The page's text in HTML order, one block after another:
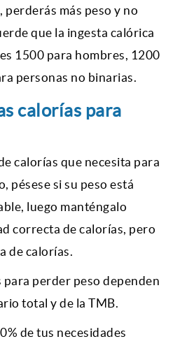
más peso y no
que la ingesta calórica
1500 para hombres, 1200
personas no binarias.
calorías para
calorías que necesita para
pésese si su peso está
luego manténgalo
correcta de calorías, pero
de calorías.
para perder peso dependen
total y de la TMB.
de tus necesidades